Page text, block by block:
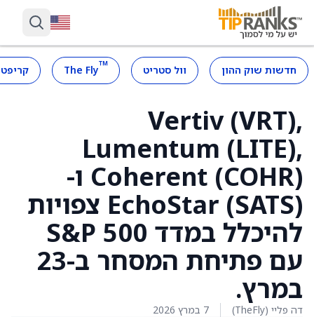
חדשות שוק ההון וול סטריט ™
The Fly
Vertiv (VRT),
Lumentum (LITE),
Coherent (COHR) ו-
EchoStar (SATS) צפויות
להיכלל במדד S&P 500
עם פתיחת המסחר ב-23
במרץ.
דה פליי (TheFly) 7 במרץ 2026